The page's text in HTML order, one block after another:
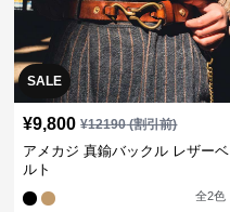
SALE
¥9,800 ¥12190(割引前)
アメカジ 真鍮バックル レザーベ
ルト
全2色